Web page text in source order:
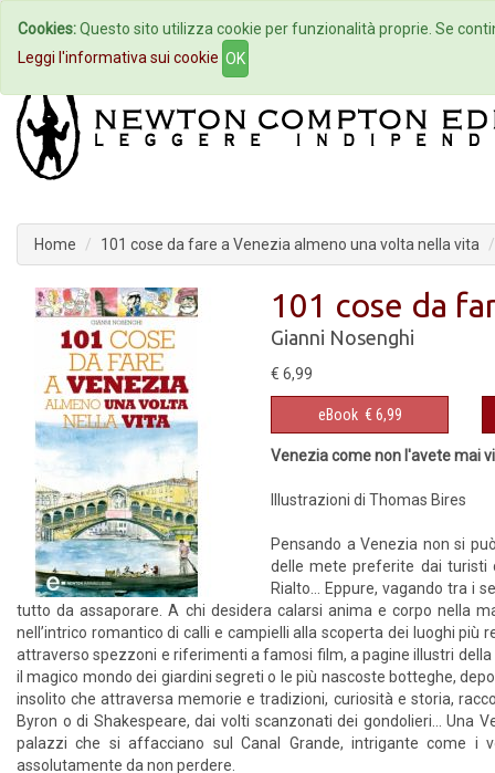
Home Autori Eventi
Home 101 cose da fare a Venezia almeno una volta nella vita
101 cose da
Gianni Nosenghi
€ 6,99
eBook € 6,99
Venezia come non l'avete mai
Illustrazioni di Thomas Bires
Pensando a Venezia non si
delle mete preferite dai turisti
Rialto… Eppure, vagando tra i
tutto da assaporare. A chi desidera calarsi anima e corpo nella
nell’intrico romantico di calli e campielli alla scoperta dei luoghi
attraverso spezzoni e riferimenti a famosi film, a pagine illustri
il magico mondo dei giardini segreti o le più nascoste botteghe,
insolito che attraversa memorie e tradizioni, curiosità e storia,
Byron o di Shakespeare, dai volti scanzonati dei gondolieri… Una
palazzi che si affacciano sul Canal Grande, intrigante come i
assolutamente da non perdere.
Cookies:Questo sito utilizza cookie per funzionalità proprie. Se
Leggi l'informativa sui cookie OK